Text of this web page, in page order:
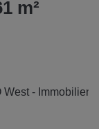
m²
West -